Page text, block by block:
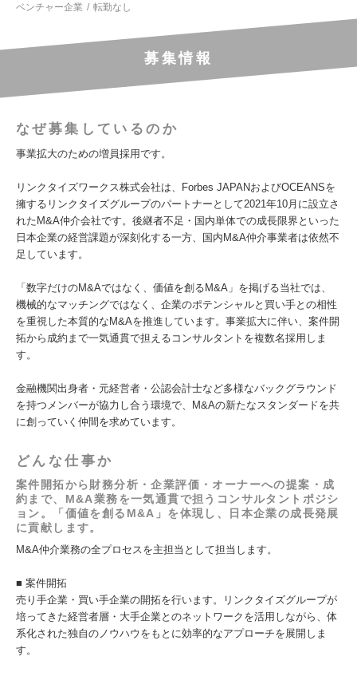
ベンチャー企業
転勤なし
募集情報
なぜ募集しているのか
事業拡大のための増員採用です。
リンクタイズワークス株式会社は、Forbes JAPANおよびOCEANSを
擁するリンクタイズグループのパートナーとして2021年10月に設立さ
れたM&A仲介会社です。後継者不足・国内単体での成長限界といった
日本企業の経営課題が深刻化する一方、国内M&A仲介事業者は依然不
足しています。
「数字だけのM&Aではなく、価値を創るM&A」を掲げる当社では、
機械的なマッチングではなく、企業のポテンシャルと買い手との相性
を重視した本質的なM&Aを推進しています。事業拡大に伴い、案件開
拓から成約まで一気通貫で担えるコンサルタントを複数名採用しま
す。
金融機関出身者・元経営者・公認会計士など多様なバックグラウンド
を持つメンバーが協力し合う環境で、M&Aの新たなスタンダードを共
に創っていく仲間を求めています。
どんな仕事か
案件開拓から財務分析・企業評価・オーナーへの提案・成
約まで、M&A業務を一気通貫で担うコンサルタントポジシ
ョン。「価値を創るM&A」を体現し、日本企業の成長発展
に貢献します。
M&A仲介業務の全プロセスを主担当として担当します。
■ 案件開拓
売り手企業・買い手企業の開拓を行います。リンクタイズグループが
培ってきた経営者層・大手企業とのネットワークを活用しながら、体
系化された独自のノウハウをもとに効率的なアプローチを展開しま
す。